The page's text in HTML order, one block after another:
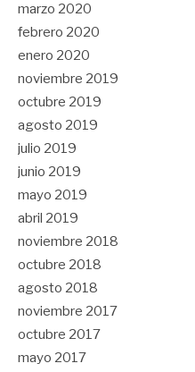
marzo 2020
febrero 2020
enero 2020
noviembre 2019
octubre 2019
agosto 2019
julio 2019
junio 2019
mayo 2019
abril 2019
noviembre 2018
octubre 2018
agosto 2018
noviembre 2017
octubre 2017
mayo 2017